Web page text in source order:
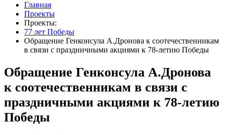
Главная
Проекты
Проекты:
77 лет Победы
Обращение Генконсула А.Дронова к соотечественникам
в связи с праздничными акциями к 78-летию Победы
Обращение Генконсула А.Дронова
к соотечественникам в связи с
праздничными акциями к 78-летию
Победы